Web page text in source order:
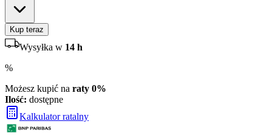
Kup teraz
Wysyłka w 14 h
%
Możesz kupić na raty 0%
Ilość: dostępne
Kalkulator ratalny